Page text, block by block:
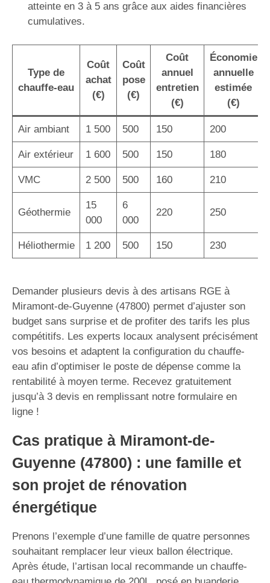
atteinte en 3 à 5 ans grâce aux aides financières
cumulatives.
Type de
chauffe-eau
Coût
achat
(€)
Coût
pose
(€)
Coût
annuel
entretien
(€)
Économie
annuelle
estimée
(€)
Air ambiant 1 500 500 150 200
Air extérieur 1 600 500 150 180
VMC 2 500 500 160 210
Géothermie
15
000
6
000
220 250
Héliothermie 1 200 500 150 230
Demander plusieurs devis à des artisans RGE à
Miramont-de-Guyenne (47800) permet d’ajuster son
budget sans surprise et de profiter des tarifs les plus
compétitifs. Les experts locaux analysent précisément
vos besoins et adaptent la configuration du chauffe-
eau afin d’optimiser le poste de dépense comme la
rentabilité à moyen terme. Recevez gratuitement
jusqu’à 3 devis en remplissant notre formulaire en
ligne !
Cas pratique à Miramont-de-
Guyenne (47800) : une famille et
son projet de rénovation
énergétique
Prenons l’exemple d’une famille de quatre personnes
souhaitant remplacer leur vieux ballon électrique.
Après étude, l’artisan local recommande un chauffe-